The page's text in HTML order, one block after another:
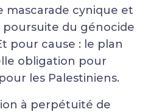
mascarade cynique et
poursuite du génocide
pour cause : le plan
obligation pour
les Palestiniens.
à perpétuité de